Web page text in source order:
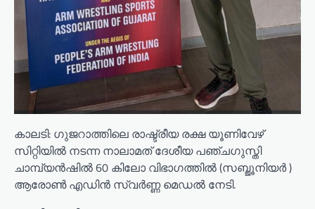
കാലടി: ഗുജറാത്തിലെ രാഷ്ട്രീയ രക്ഷ യൂണിവേഴ്
സിറ്റിയിൽ നടന്ന നാലാമത് ദേശീയ പഞ്ചഗുസ്തി
ചാമ്പ്യൻഷിൽ 60 കിലോ വിഭാഗത്തിൽ (സബ്ജൂനിയർ )
ആരോൺ എഡിൻ സ്വർണ്ണ മെഡൽ നേടി.